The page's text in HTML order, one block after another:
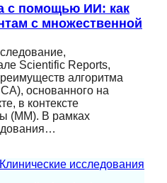
с помощью ИИ: как
с множественной
Scientific Reports,
алгоритма
основанного на
в контексте
(ММ). В рамках
Клинические исследования